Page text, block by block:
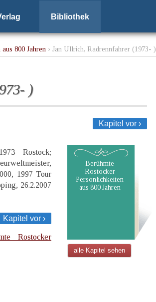
Bibliothek
800 Jahren › Jan Ullrich, Radrennfahrer (1973- )
)
Kapitel vor ›
Rostock;
1997 Tour
26.2.2007
Kapitel vor ›
Rostocker
Berühmte
Rostocker
Persönlichkeiten
aus 800 Jahren
alle Kapitel sehen